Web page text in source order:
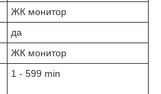
ЖК монитор
да
ЖК монитор
1 - 599 min